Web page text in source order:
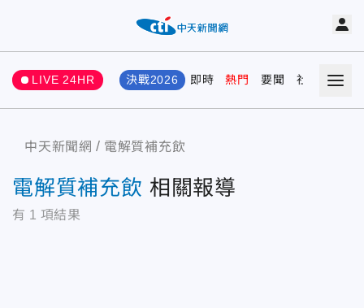
LIVE 24HR 決戰2026 即時 熱門 要聞 社會 娛樂
中天新聞網 電解質補充飲
電解質補充飲 相關報導
有 1 項結果